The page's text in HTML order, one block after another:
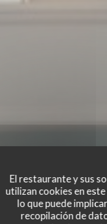
El restaurante y sus
utilizan cookies en
lo que puede
recopilación de